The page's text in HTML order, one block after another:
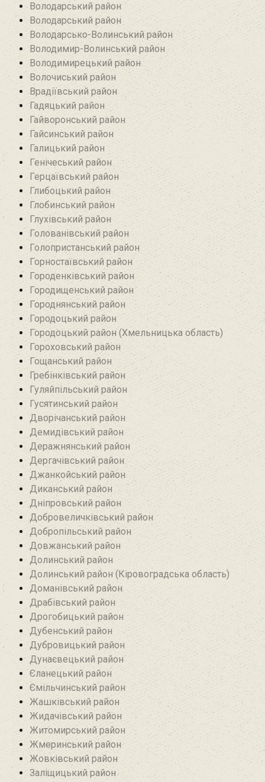
Володарський район
Володарський район
Володарсько-Волинський район
Володимир-Волинський район
Володимирецький район‎
Волочиський район
Врадіївський район‎
Гадяцький район
Гайворонський район
Гайсинський район
Галицький район
Генічеський район
Герцаївський район
Глибоцький район
Глобинський район
Глухівський район‎
Голованівський район
Голопристанський район
Горностаївський район‎
Городенківський район
Городищенський район‎
Городнянський район
Городоцький район
Городоцький район (Хмельницька область)
Гороховський район
Гощанський район
Гребінківський район
Гуляйпільський район‎
Гусятинський район‎
Дворічанський район
Демидівський район
Деражнянський район
Дергачівський район
Джанкойський район
Диканський район
Дніпровський район
Добровеличківський район
Добропільський район‎
Довжанський район
Долинський район
Долинський район (Кіровоградська область)
Доманівський район‎
Драбівський район‎
Дрогобицький район
Дубенський район
Дубровицький район‎
Дунаєвецький район
Єланецький район‎
Ємільчинський район
Жашківський район
Жидачівський район
Житомирський район
Жмеринський район
Жовківський район
Заліщицький район‎